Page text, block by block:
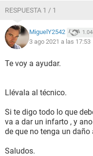
RESPUESTA 1 / 1
MiguelY2542
3 ago 2021 a las 17:53
Te voy a ayudar.
Llévala al técnico.
Si te digo todo lo que
va a dar un infarto , y
de que no tenga un daño
Saludos.